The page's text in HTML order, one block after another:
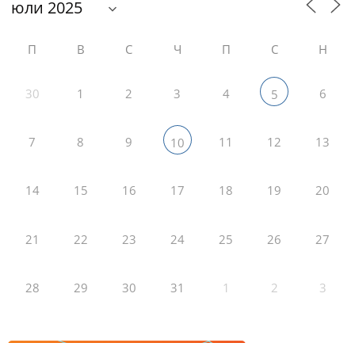
П В С Ч П С Н
30 1 2 3 4 5 6
7 8 9 10 11 12 13
14 15 16 17 18 19 20
21 22 23 24 25 26 27
28 29 30 31 1 2 3